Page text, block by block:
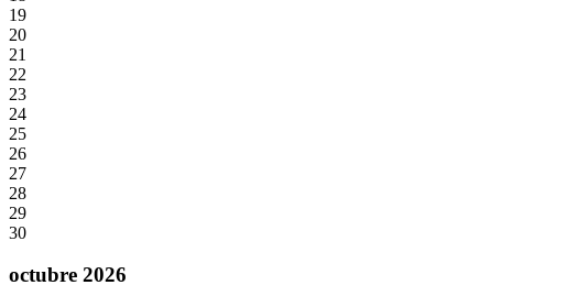
19
20
21
22
23
24
25
26
27
28
29
30
octubre 2026